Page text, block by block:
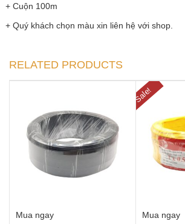
+ Cuộn 100m
+ Quý khách chọn màu xin liên hệ với shop.
RELATED PRODUCTS
Mua ngay
Sale!
Mua ngay